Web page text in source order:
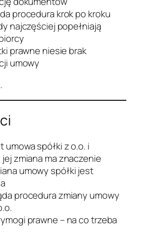
procedura krok po kroku
najczęściej popełniają
prawne niesie brak
umowy
umowa spółki z o.o. i
zmiana ma znaczenie
umowy spółki jest
procedura zmiany umowy
prawne – na co trzeba